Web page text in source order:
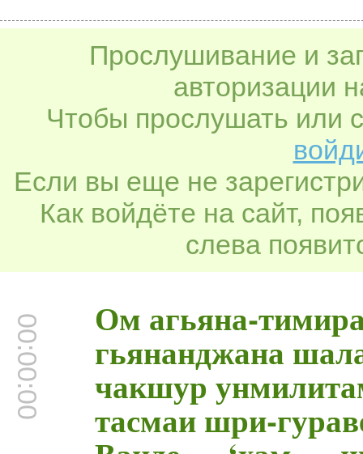
Прослушивание и
авторизации
Чтобы прослушать или
Если вы еще не
Как войдёте на сайт,
слева
00:00:00 Ом агьяна-
гьянанджана
чакшур
тасмаи шри-